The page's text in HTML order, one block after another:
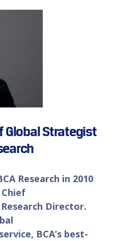
Global Strategist
Research in 2010
Chief
Director.
BCA’s best-